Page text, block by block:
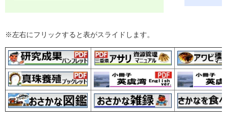
※左右にフリックすると表がスライドします。